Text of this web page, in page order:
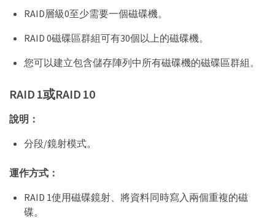
RAID層級0至少需要一個磁碟機。
RAID 0磁碟區群組可有30個以上的磁碟機。
您可以建立包含儲存陣列中所有磁碟機的磁碟區群組。
RAID 1或RAID 10
說明：
分段/鏡射模式。
運作方式：
RAID 1使用磁碟鏡射、將資料同時寫入兩個重複的磁
碟。